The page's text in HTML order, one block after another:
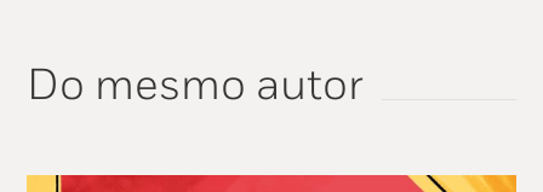
Do mesmo autor